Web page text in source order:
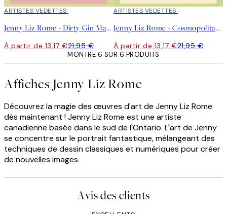
40%*
ARTISTES VEDETTES
Jenny Liz Rome - Dirty Gin Martini Affiche
À partir de 13,17 €21,95 €
40%*
ARTISTES VEDETTES
Jenny Liz Rome - Cosmopolitan Affiche
À partir de 13,17 €21,95 €
MONTRE 6 SUR 6 PRODUITS
Affiches Jenny Liz Rome
Découvrez la magie des œuvres d'art de Jenny Liz Rome
dès maintenant ! Jenny Liz Rome est une artiste
canadienne basée dans le sud de l'Ontario. L'art de Jenny
se concentre sur le portrait fantastique, mélangeant des
techniques de dessin classiques et numériques pour créer
de nouvelles images.
Avis des clients